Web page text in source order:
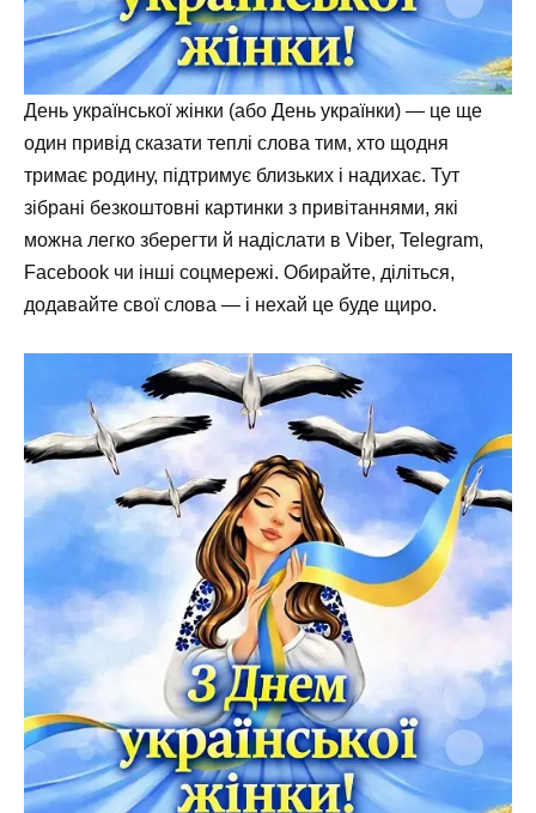
День української жінки (або День українки) — це ще
один привід сказати теплі слова тим, хто щодня
тримає родину, підтримує близьких і надихає. Тут
зібрані безкоштовні картинки з привітаннями, які
можна легко зберегти й надіслати в Viber, Telegram,
Facebook чи інші соцмережі. Обирайте, діліться,
додавайте свої слова — і нехай це буде щиро.